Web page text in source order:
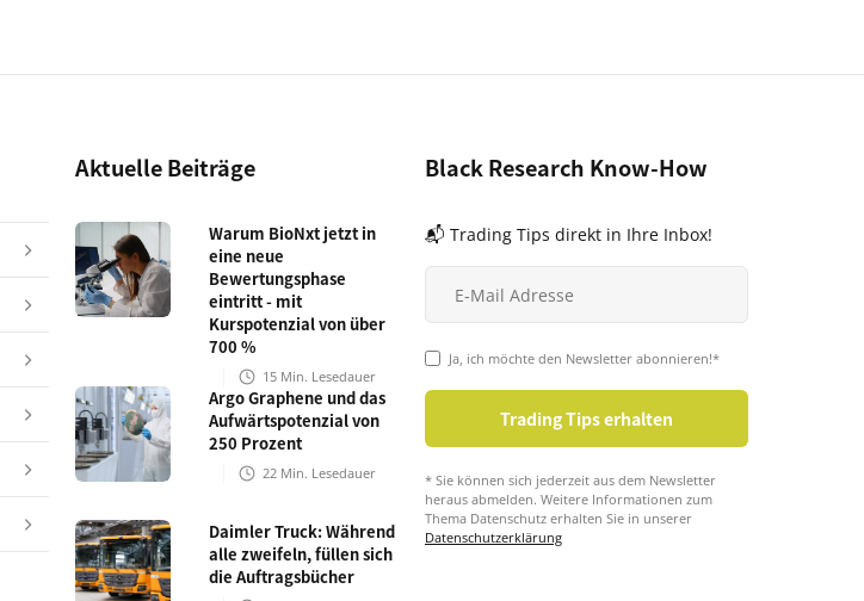
Aktuelle Beiträge
Warum BioNxt jetzt in
eine neue
Bewertungsphase
eintritt - mit
Kurspotenzial von über
700 %
15 Min. Lesedauer
Argo Graphene und das
Aufwärtspotenzial von
250 Prozent
22 Min. Lesedauer
Daimler Truck: Während
alle zweifeln, füllen sich
die Auftragsbücher
Black Research Know-How
📬 Trading Tips direkt in Ihre Inbox!
Ja, ich möchte den Newsletter abonnieren!*
* Sie können sich jederzeit aus dem Newsletter
heraus abmelden. Weitere Informationen zum
Thema Datenschutz erhalten Sie in unserer
Datenschutzerklärung